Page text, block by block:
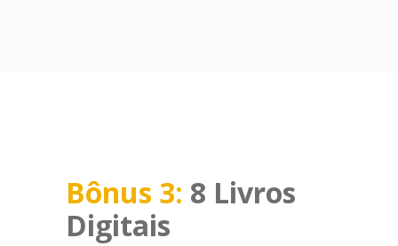
Bônus 3: 8 Livros
Digitais